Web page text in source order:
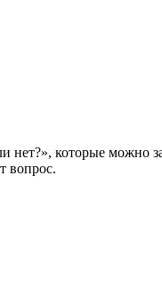
нет?», которые можно
вопрос.